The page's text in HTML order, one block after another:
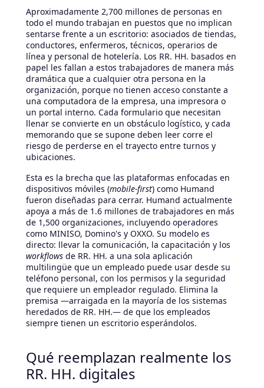
Aproximadamente 2,700 millones de personas en
todo el mundo trabajan en puestos que no implican
sentarse frente a un escritorio: asociados de tiendas,
conductores, enfermeros, técnicos, operarios de
línea y personal de hotelería. Los RR. HH. basados en
papel les fallan a estos trabajadores de manera más
dramática que a cualquier otra persona en la
organización, porque no tienen acceso constante a
una computadora de la empresa, una impresora o
un portal interno. Cada formulario que necesitan
llenar se convierte en un obstáculo logístico, y cada
memorando que se supone deben leer corre el
riesgo de perderse en el trayecto entre turnos y
ubicaciones.
Esta es la brecha que las plataformas enfocadas en
dispositivos móviles (mobile-first) como Humand
fueron diseñadas para cerrar. Humand actualmente
apoya a más de 1.6 millones de trabajadores en más
de 1,500 organizaciones, incluyendo operadores
como MINISO, Domino's y OXXO. Su modelo es
directo: llevar la comunicación, la capacitación y los
workflows de RR. HH. a una sola aplicación
multilingüe que un empleado puede usar desde su
teléfono personal, con los permisos y la seguridad
que requiere un empleador regulado. Elimina la
premisa —arraigada en la mayoría de los sistemas
heredados de RR. HH.— de que los empleados
siempre tienen un escritorio esperándolos.
Qué reemplazan realmente los
RR. HH. digitales